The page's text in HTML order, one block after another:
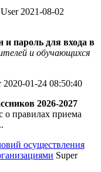
2021-08-02
и пароль для входа в
и обучающихся
2020-01-24 08:50:40
2026-2027
правилах приема
осуществления
Super